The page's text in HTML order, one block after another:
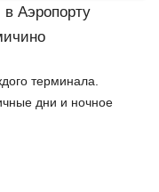
в Аэропорту
терминала.
дни и ночное